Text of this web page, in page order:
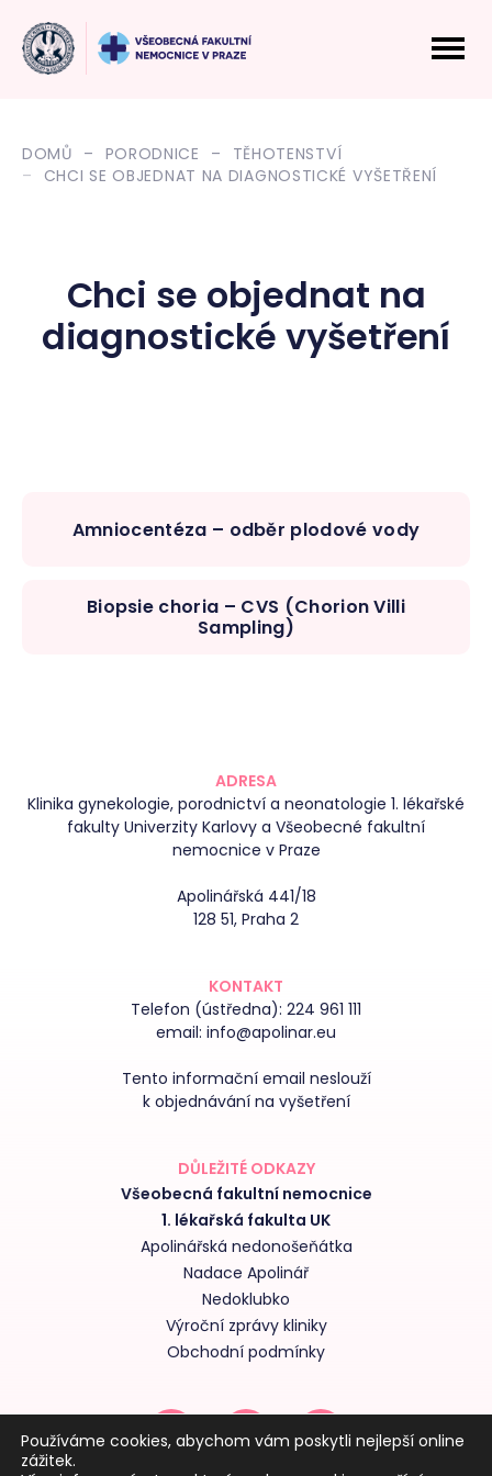
DOMŮ PORODNICE
TĚHOTENSTVÍ
CHCI SE OBJEDNAT NA DIAGNOSTICKÉ VYŠETŘENÍ
Chci se objednat na
diagnostické vyšetření
Amniocentéza – odběr plodové vody
Biopsie choria – CVS (Chorion Villi
Sampling)
ADRESA
Klinika gynekologie, porodnictví a neonatologie 1. lékařské
fakulty Univerzity Karlovy a Všeobecné fakultní
nemocnice v Praze
Apolinářská 441/18
128 51, Praha 2
KONTAKT
Telefon (ústředna): 224 961 111
email: info@apolinar.eu
Tento informační email neslouží
k objednávání na vyšetření
DŮLEŽITÉ ODKAZY
Všeobecná fakultní nemocnice
1. lékařská fakulta UK
Apolinářská nedonošeňátka
Nadace Apolinář
Nedoklubko
Výroční zprávy kliniky
Obchodní podmínky
Používáme cookies, abychom vám poskytli nejlepší online
zážitek.